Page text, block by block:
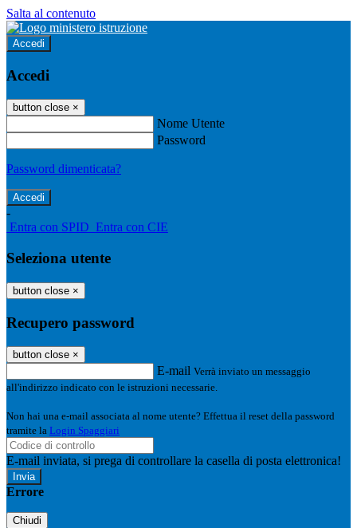
Salta al contenuto
Accedi
Accedi
button close ×
Nome Utente
Password
Password dimenticata?
-
Entra con SPID Entra con CIE
Seleziona utente
button close ×
Recupero password
button close ×
E-mail Verrà inviato un messaggio
all'indirizzo indicato con le istruzioni necessarie.
Non hai una e-mail associata al nome utente? Effettua il reset della password
tramite la Login Spaggiari
E-mail inviata, si prega di controllare la casella di posta elettronica!
Errore
Chiudi